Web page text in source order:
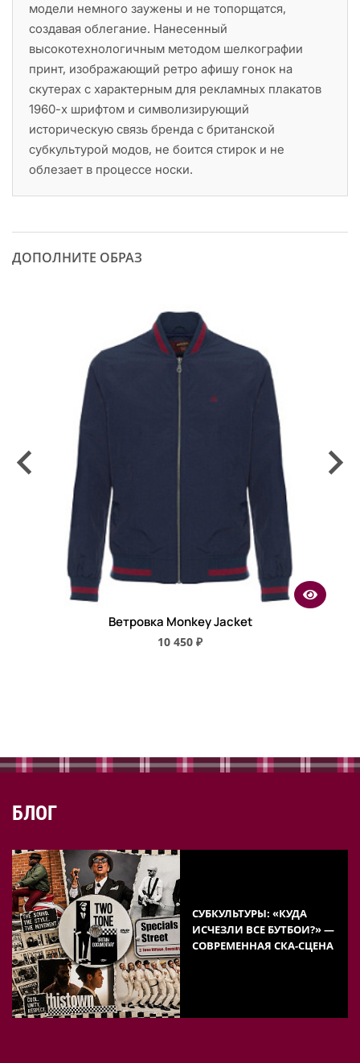
модели немного заужены и не топорщатся,
создавая облегание. Нанесенный
высокотехнологичным методом шелкографии
принт, изображающий ретро афишу гонок на
скутерах с характерным для рекламных плакатов
1960-х шрифтом и символизирующий
историческую связь бренда с британской
субкультурой модов, не боится стирок и не
облезает в процессе носки.
ДОПОЛНИТЕ ОБРАЗ
Ветровка Monkey Jacket
10 450 ₽
БЛОГ
СУБКУЛЬТУРЫ: «КУДА
ИСЧЕЗЛИ ВСЕ БУТБОИ?» —
СОВРЕМЕННАЯ СКА-СЦЕНА